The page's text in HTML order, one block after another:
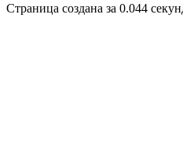
Страница создана за 0.044